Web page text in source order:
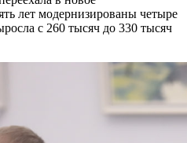
лет модернизированы четыре
с 260 тысяч до 330 тысяч